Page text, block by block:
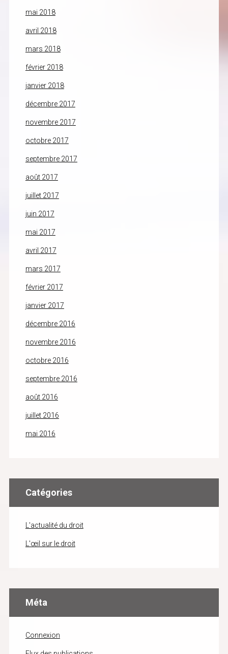
mai 2018
avril 2018
mars 2018
février 2018
janvier 2018
décembre 2017
novembre 2017
octobre 2017
septembre 2017
août 2017
juillet 2017
juin 2017
mai 2017
avril 2017
mars 2017
février 2017
janvier 2017
décembre 2016
novembre 2016
octobre 2016
septembre 2016
août 2016
juillet 2016
mai 2016
Catégories
L'actualité du droit
L'œil sur le droit
Méta
Connexion